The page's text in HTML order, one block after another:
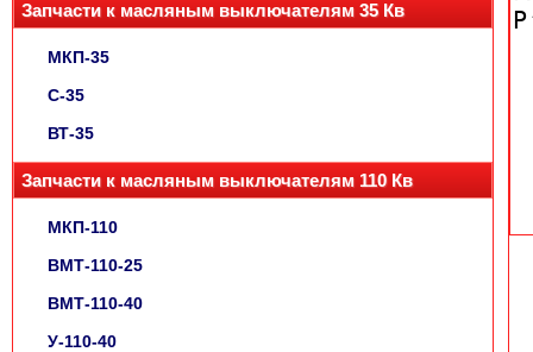
Запчасти к масляным выключателям 35 Кв
МКП-35
С-35
ВТ-35
Запчасти к масляным выключателям 110 Кв
МКП-110
ВМТ-110-25
ВМТ-110-40
У-110-40